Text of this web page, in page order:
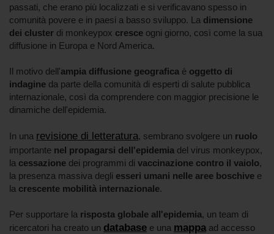
passati, che erano più localizzati e si verificavano spesso in
comunità povere e in paesi a basso sviluppo. La dimensione
dei cluster di monkeypox cresce ogni giorno, così come la sua
diffusione in Europa e Nord America.
Il motivo dell'ampia diffusione geografica è oggetto di
indagine da parte della comunità di esperti di salute pubblica
internazionale, così da comprendere con maggior precisione le
dinamiche dell'epidemia.
In una revisione di letteratura, sembrano svolgere un ruolo
importante nel propagarsi dell'epidemia del virus monkeypox,
la cessazione dei programmi di vaccinazione contro il vaiolo,
la presenza massiva degli esseri umani nelle aree boschive e
la crescente mobilità internazionale.
Per supportare la risposta globale all'epidemia, un team di
ricercatori ha creato un database e una mappa ad accesso